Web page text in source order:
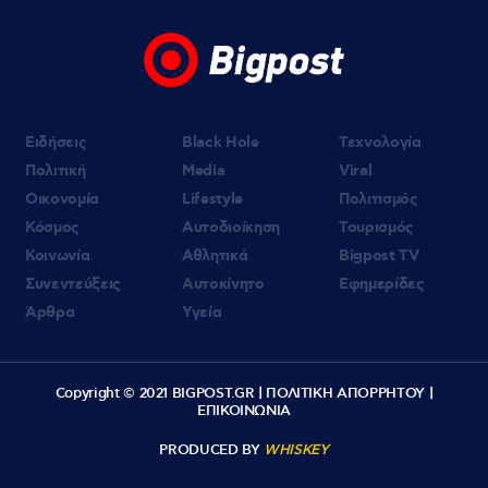
Ειδήσεις
Πολιτική
Οικονομία
Κόσμος
Κοινωνία
Συνεντεύξεις
Άρθρα
Black Hole
Media
Lifestyle
Αυτοδιοίκηση
Αθλητικά
Αυτοκίνητο
Υγεία
Τεχνολογία
Viral
Πολιτισμός
Τουρισμός
Bigpost TV
Εφημερίδες
Copyright © 2021 BIGPOST.GR | ΠΟΛΙΤΙΚΗ ΑΠΟΡΡΗΤΟΥ|
ΕΠΙΚΟΙΝΩΝΙΑ
PRODUCED BY WHISKEY